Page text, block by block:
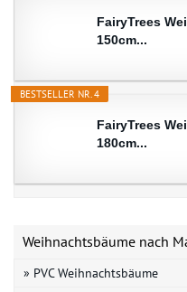
FairyTrees
150cm...
BESTSELLER NR. 4
FairyTrees
180cm...
Weihnachtsbäume nach
» PVC Weihnachtsbäume